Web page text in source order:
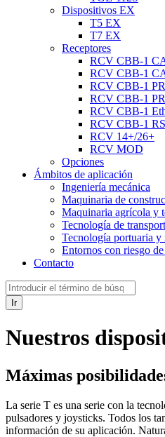
Dispositivos EX
T5 EX
T7 EX
Receptores
RCV CBB-1
RCV CBB-1
RCV CBB-1
RCV CBB-1
RCV CBB-1
RCV CBB-1
RCV 14+/26+
RCV MOD
Opciones
Ámbitos de aplicación
Ingeniería mecánica
Maquinaria de
Maquinaria agrícola y
Tecnología de
Tecnología portuaria y
Entornos con riesgo
Contacto
Ir
Nuestros
Máximas
La serie T es una serie con la
pulsadores y joysticks. Todos los
información de su aplicación.